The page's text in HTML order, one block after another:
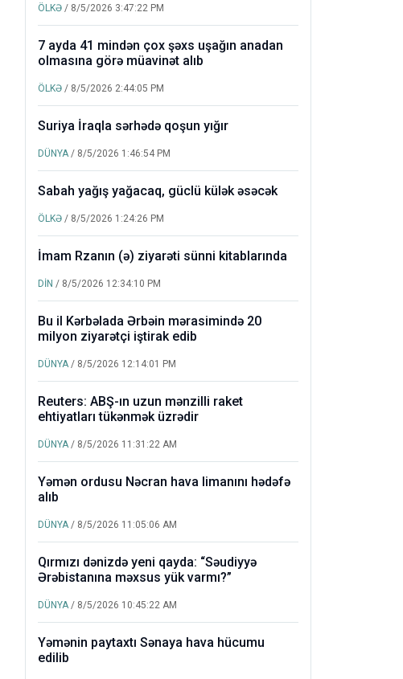
ÖLKƏ / 8/5/2026 3:47:22 PM
7 ayda 41 mindən çox şəxs uşağın anadan
olmasına görə müavinət alıb
ÖLKƏ / 8/5/2026 2:44:05 PM
Suriya İraqla sərhədə qoşun yığır
DÜNYA/ 8/5/2026 1:46:54 PM
Sabah yağış yağacaq, güclü külək əsəcək
ÖLKƏ / 8/5/2026 1:24:26 PM
İmam Rzanın (ə) ziyarəti sünni kitablarında
DİN / 8/5/2026 12:34:10 PM
Bu il Kərbəlada Ərbəin mərasimində 20
milyon ziyarətçi iştirak edib
DÜNYA/ 8/5/2026 12:14:01 PM
Reuters: ABŞ-ın uzun mənzilli raket
ehtiyatları tükənmək üzrədir
DÜNYA/ 8/5/2026 11:31:22 AM
Yəmən ordusu Nəcran hava limanını hədəfə
alıb
DÜNYA/ 8/5/2026 11:05:06 AM
Qırmızı dənizdə yeni qayda: “Səudiyyə
Ərəbistanına məxsus yük varmı?”
DÜNYA/ 8/5/2026 10:45:22 AM
Yəmənin paytaxtı Sənaya hava hücumu
edilib